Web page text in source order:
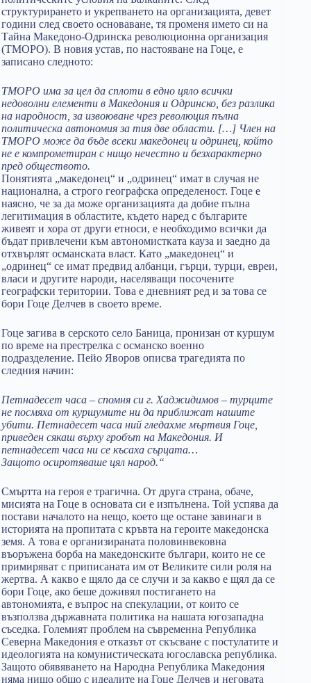
структурирането и укрепването на организацията, девет
години след своето основаване, тя променя името си на
Тайна Македоно-Одринска революционна организация
(ТМОРО). В новия устав, по настояване на Гоце, е
записано следното:
ТМОРО има за цел да сплоти в едно цяло всички
недоволни елементи в Македония и Одринско, без разлика
на народност, за извоюване чрез революция пълна
политическа автономия за тия две области. […] Член на
ТМОРО може да бъде всеки македонец и одринец, който
не е компрометиран с нищо нечестно и безхарактерно
пред обществото.
Понятията „македонец“ и „одринец“ имат в случая не
национална, а строго географска определеност. Гоце е
наясно, че за да може организацията да добие пълна
легитимация в областите, където наред с българите
живеят и хора от други етноси, е необходимо всички да
бъдат привлечени към автономистката кауза и заедно да
отхвърлят османската власт. Като „македонец“ и
„одринец“ се имат предвид албанци, гърци, турци, евреи,
власи и другите народи, населяващи посочените
географски територии. Това е дневният ред и за това се
бори Гоце Делчев в своето време.
Гоце загива в серското село Баница, пронизан от куршум
по време на престрелка с османско военно
подразделение. Пейо Яворов описва трагедията по
следния начин:
Петнадесет часа – спомня си г. Хаджидимов – турците
не посмяха от куршумите ни да приближат нашите
убити. Петнадесет часа ний гледахме мъртвия Гоце,
приведен сякаш върху гробът на Македония. И
петнадесет часа ни се късаха сърцата…
Защото осиротяваше цял народ.“
Смъртта на героя е трагична. От друга страна, обаче,
мисията на Гоце в основата си е изпълнена. Той успява да
постави началото на нещо, което ще остане завинаги в
историята на пропитата с кръвта на героите македонска
земя. А това е организираната половинвековна
въоръжена борба на македонските българи, които не се
примиряват с приписаната им от Великите сили роля на
жертва. А какво е щяло да се случи и за какво е щял да се
бори Гоце, ако беше доживял постигането на
автономията, е въпрос на спекулации, от които се
възползва държавната политика на нашата югозападна
съседка. Големият проблем на съвременна Република
Северна Македония е отказът от скъсване с постулатите и
идеологията на комунистическата югославска република.
Защото обявяването на Народна Република Македония
няма нищо общо с идеалите на Гоце Делчев и неговата